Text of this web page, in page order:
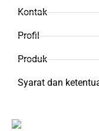
Kontak
Profil
Produk
Syarat dan